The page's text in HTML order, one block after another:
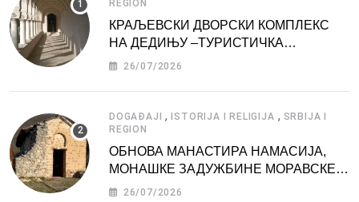
REGION
КРАЉЕВСКИ ДВОРСКИ КОМПЛЕКС
НА ДЕДИЊУ –ТУРИСТИЧКА
АТРАКЦИЈА
26/07/2026
DOGAĐAJI , ISTORIJA I RELIGIJA , SRBIJA I
REGION
ОБНОВА МАНАСТИРА НАМАСИЈА,
МОНАШКЕ ЗАДУЖБИНЕ МОРАВСКЕ
СРБИЈЕ
26/07/2026